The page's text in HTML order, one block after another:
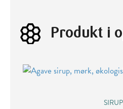
Produkt i
SIRUP